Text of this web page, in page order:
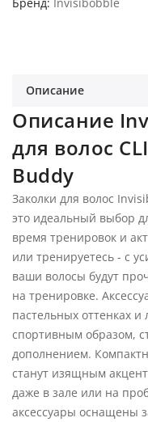
Описание
Описание
для волос
Buddy
Заколки для волос
это идеальный выбор
время тренировок и
или тренируетесь - с
ваши волосы будут
на тренировке.
пастельных оттенках
спортивным образом,
дополнением.
станут изящным
даже в зале или на
аксессуары оснащены